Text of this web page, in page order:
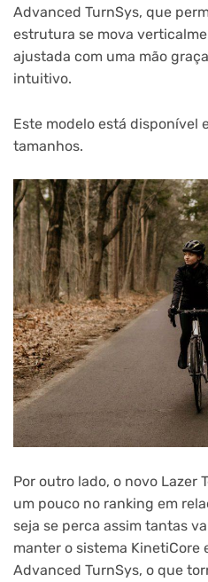
Advanced TurnSys, que
estrutura se mova
ajustada com uma mão
intuitivo.
Este modelo está disponível
tamanhos.
Por outro lado, o novo Lazer
um pouco no ranking em
seja se perca assim tantas
manter o sistema KinetiCore
Advanced TurnSys, o que